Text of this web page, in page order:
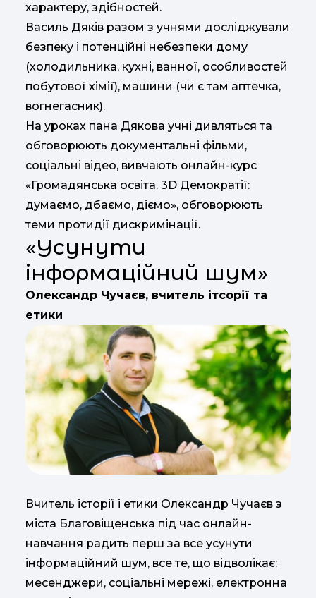
характеру, здібностей.
Василь Дяків разом з учнями досліджували
безпеку і потенційні небезпеки дому
(холодильника, кухні, ванної, особливостей
побутової хімії), машини (чи є там аптечка,
вогнегасник).
На уроках пана Дякова учні дивляться та
обговорюють документальні фільми,
соціальні відео, вивчають онлайн-курс
«Громадянська освіта. 3D Демократії:
думаємо, дбаємо, діємо», обговорюють
теми протидії дискримінації.
«Усунути
інформаційний шум»
Олександр Чучаєв, вчитель ітсорії та
етики
Вчитель історії і етики Олександр Чучаєв з
міста Благовіщенська під час онлайн-
навчання радить перш за все усунути
інформаційний шум, все те, що відволікає:
месенджери, соціальні мережі, електронна